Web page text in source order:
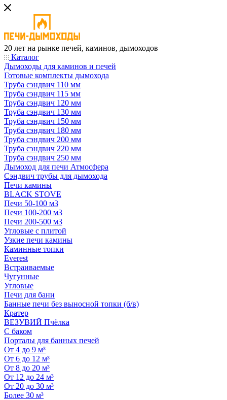
20 лет на рынке печей, каминов, дымоходов
Каталог
Дымоходы для каминов и печей
Готовые комплекты дымохода
Труба сэндвич 110 мм
Труба сэндвич 115 мм
Труба сэндвич 120 мм
Труба сэндвич 130 мм
Труба сэндвич 150 мм
Труба сэндвич 180 мм
Труба сэндвич 200 мм
Труба сэндвич 220 мм
Труба сэндвич 250 мм
Дымоход для печи Атмосфера
Сэндвич трубы для дымохода
Печи камины
BLACK STOVE
Печи 50-100 м3
Печи 100-200 м3
Печи 200-500 м3
Угловые с плитой
Узкие печи камины
Каминные топки
Everest
Встраиваемые
Чугунные
Угловые
Печи для бани
Банные печи без выносной топки (б/в)
Кратер
ВЕЗУВИЙ Пчёлка
С баком
Порталы для банных печей
От 4 до 9 м³
От 6 до 12 м³
От 8 до 20 м³
От 12 до 24 м³
От 20 до 30 м³
Более 30 м³